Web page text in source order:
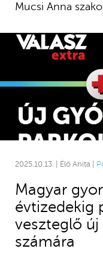
Mucsi Anna
2025.10.13. | Élő Anita |
Magyar
évtizedekig
veszteglő
számára